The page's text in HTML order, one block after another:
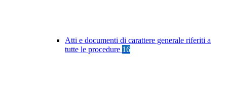
Atti e documenti di carattere generale riferiti a
tutte le procedure 16